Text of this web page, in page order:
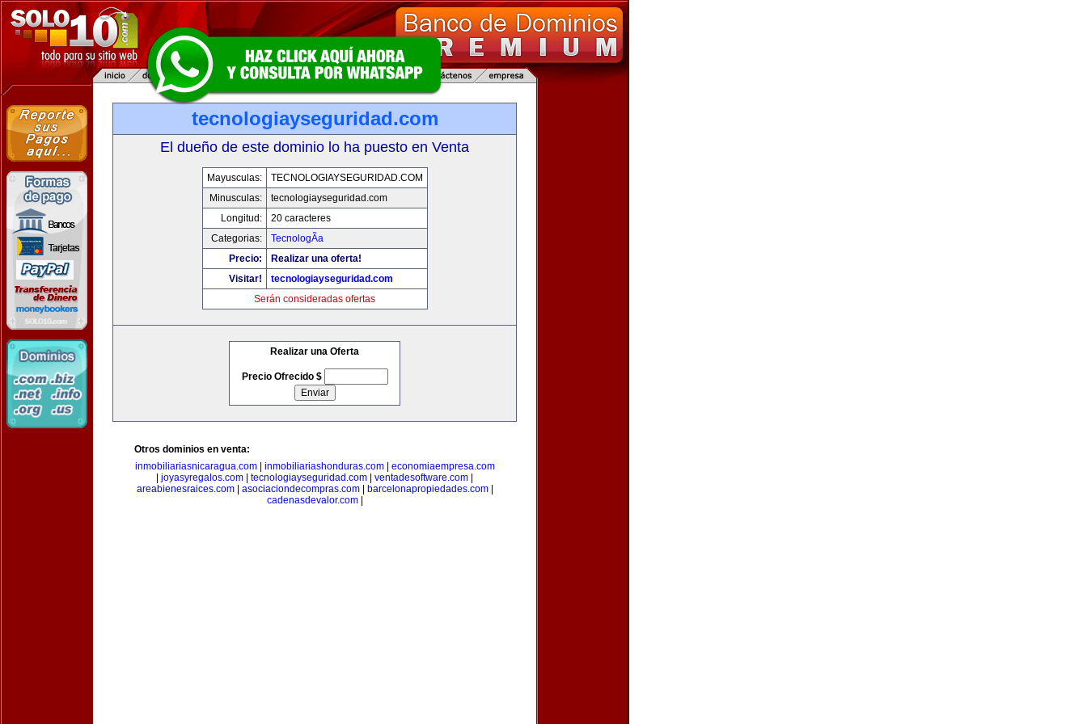
tecnologiayseguridad.com
El dueño de este dominio lo ha puesto en Venta
Mayusculas:
TECNOLOGIAYSEGURIDAD.COM
Minusculas:
tecnologiayseguridad.com
Longitud:
20 caracteres
Categorias:
TecnologÃ­a
Precio:
Realizar una oferta!
Visitar!
tecnologiayseguridad.com
Serán consideradas ofertas
Realizar una Oferta
Precio Ofrecido $
Otros dominios en venta:
inmobiliariasnicaragua.com| inmobiliariashonduras.com| economiaempresa.com
joyasyregalos.com tecnologiayseguridad.com ventadesoftware.com
areabienesraices.com| asociaciondecompras.com| barcelonapropiedades.com|
cadenasdevalor.com|